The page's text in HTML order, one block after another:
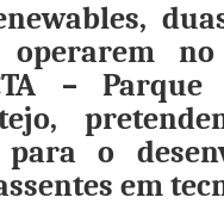
– Parque
o
em